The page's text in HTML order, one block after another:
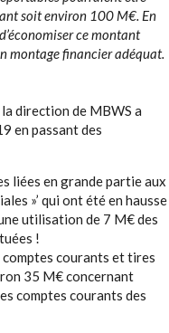
soit environ 100 M€. En
ce montant
montage financier adéquat.
direction de MBWS a
en passant des
liées en grande partie aux
»’ qui ont été en hausse
utilisation de 7 M€ des
!
courants et tires
35 M€ concernant
comptes courants des